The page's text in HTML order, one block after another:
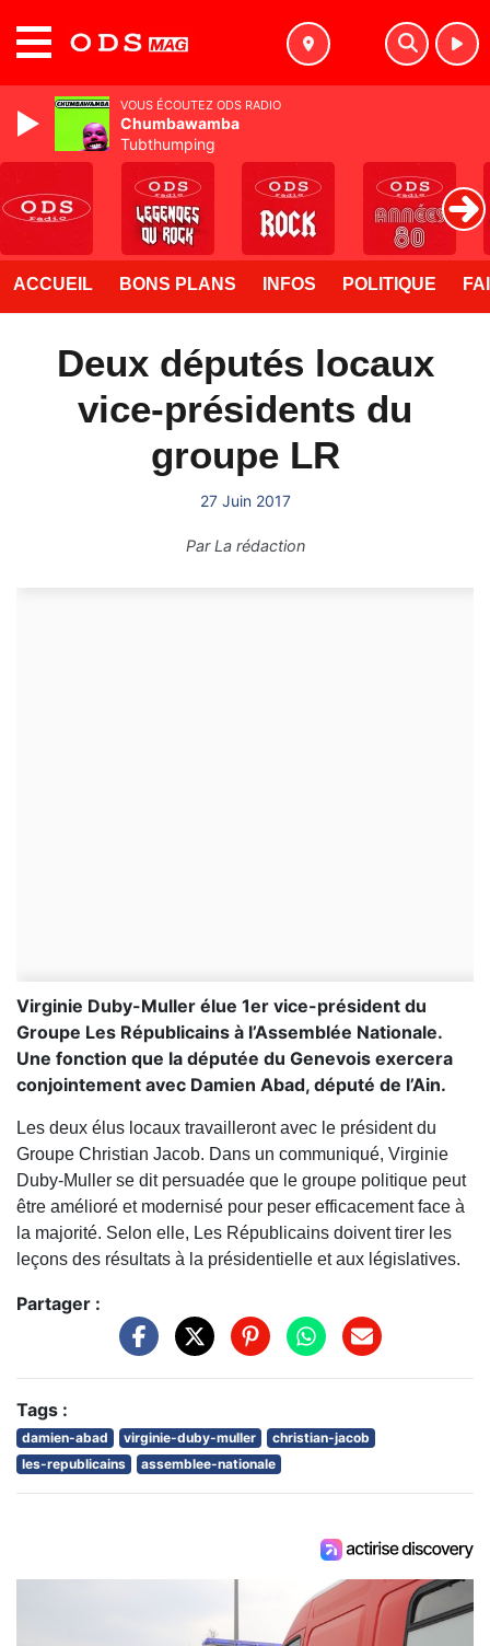
ACCUEIL BONS PLANS INFOS POLITIQUE
Deux députés locaux
vice-présidents du
groupe LR
27 Juin 2017
ParLa rédaction
Virginie Duby-Muller élue 1er vice-président du
Groupe Les Républicains à l’Assemblée Nationale.
Une fonction que la députée du Genevois exercera
conjointement avec Damien Abad, député de l’Ain.
Les deux élus locaux travailleront avec le président du
Groupe Christian Jacob. Dans un communiqué, Virginie
Duby-Muller se dit persuadée que le groupe politique peut
être amélioré et modernisé pour peser efficacement face à
la majorité. Selon elle, Les Républicains doivent tirer les
leçons des résultats à la présidentielle et aux législatives.
Partager :
Tags :
damien-abad virginie-duby-muller
christian-jacob
les-republicains
assemblee-nationale
VOUS ÉCOUTEZ ODS RADIO
Chumbawamba
Tubthumping